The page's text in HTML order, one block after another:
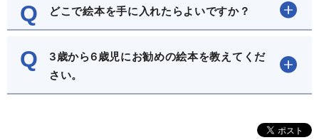
Q どこで絵本を手に入れたらよいですか？
Q
3歳から6歳児にお勧めの絵本を教えてくだ
さい。